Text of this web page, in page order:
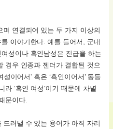
연결되어 있는 두 가지 이상의
이야기한다. 예를 들어서, 군대
성이나 흑인남성은 진급을 하는
경우 인종과 젠더가 결합된 것으
이어서’ 혹은 ‘흑인이어서’ 동등
‘흑인 여성’이기 때문에 차별
문이다.
러낼 수 있는 용어가 아직 자리